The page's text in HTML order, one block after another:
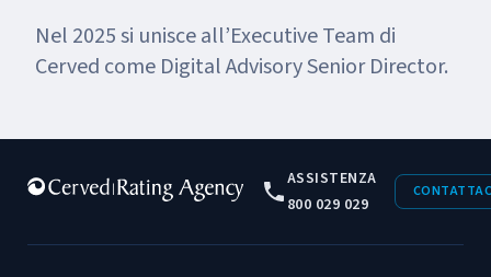
Nel 2025 si unisce all’Executive Team di
Cerved come Digital Advisory Senior Director.
ASSISTENZA
800 029 029